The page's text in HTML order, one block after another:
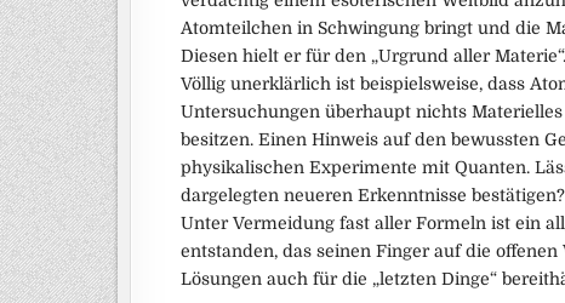
Atomteilchen in Schwingung bringt und die
Diesen hielt er für den „Urgrund aller Materie“.
Völlig unerklärlich ist beispielsweise, dass
Untersuchungen überhaupt nichts
besitzen. Einen Hinweis auf den bewussten
physikalischen Experimente mit Quanten.
dargelegten neueren Erkenntnisse bestätigen?
Unter Vermeidung fast aller Formeln ist ein
entstanden, das seinen Finger auf die
Lösungen auch für die „letzten Dinge“